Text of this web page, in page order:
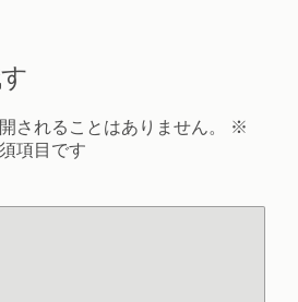
されることはありません。
※
項目です